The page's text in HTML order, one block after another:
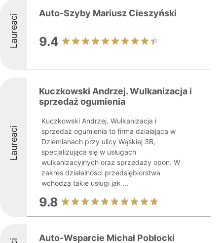
Laureaci Auto-Szyby Mariusz Cieszyński
9.4
Laureaci
Kuczkowski Andrzej. Wulkanizacja i
sprzedaż ogumienia
Kuczkowski Andrzej. Wulkanizacja i
sprzedaż ogumienia to firma działająca w
Dziemianach przy ulicy Wąskiej 3B,
specjalizująca się w usługach
wulkanizacyjnych oraz sprzedaży opon. W
zakres działalności przedsiębiorstwa
wchodzą takie usługi jak ...
9.8
Auto-Wsparcie Michał Pobłocki